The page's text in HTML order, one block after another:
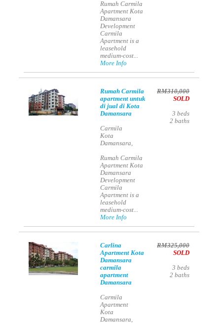
Rumah Carmila
Apartment Kota
Damansara
Development
Carmila
Apartment is a
leasehold
medium-cost...
More Info
Rumah Carmila
apartment untuk
di jual di Kota
Damansara
Carmila
Kota
Damansara,
Rumah Carmila
Apartment Kota
Damansara
Development
Carmila
Apartment is a
leasehold
medium-cost...
More Info
RM310,000
SOLD
3 beds
2 baths
Carlina
Apartment Kota
Damansara
carmila
apartment
Damansara
Carmila
Apartment
Kota
Damansara,
RM325,000
SOLD
3 beds
2 baths